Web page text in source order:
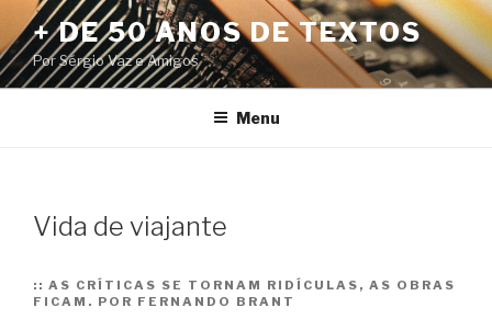
Pular
para
o
conteúdo
+ DE 50 ANOS DE TEXTOS
Por Sérgio Vaz e Amigos
Menu
Vida de viajante
:: AS CRÍTICAS SE TORNAM RIDÍCULAS, AS OBRAS
FICAM. POR FERNANDO BRANT